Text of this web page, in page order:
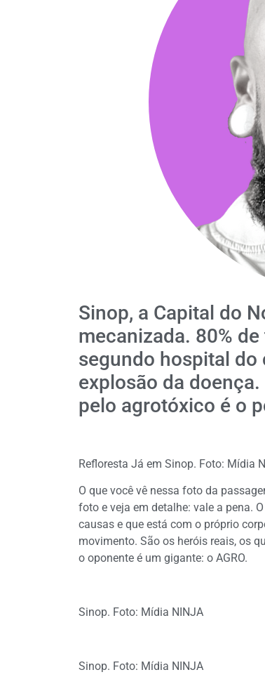
Sinop, a Capital do
mecanizada. 80%
segundo hospital do
explosão da
pelo agrotóxico é o
Refloresta Já em Sinop. Foto: Mídia
O que você vê nessa foto da
foto e veja em detalhe: vale a pena.
causas e que está com o próprio
movimento. São os heróis reais, os
o oponente é um gigante: o AGRO.
Sinop. Foto: Mídia NINJA
Sinop. Foto: Mídia NINJA